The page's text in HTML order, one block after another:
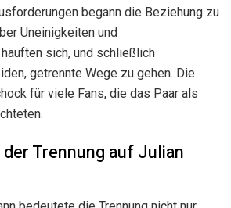
begann die Beziehung zu
Uneinigkeiten und
sich, und schließlich
getrennte Wege zu gehen. Die
für viele Fans, die das Paar als
Trennung auf Julian